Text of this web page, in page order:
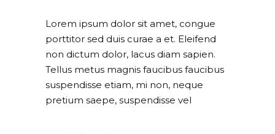
Lorem ipsum dolor sit amet, congue
porttitor sed duis curae a et. Eleifend
non dictum dolor, lacus diam sapien.
Tellus metus magnis faucibus faucibus
suspendisse etiam, mi non, neque
pretium saepe, suspendisse vel